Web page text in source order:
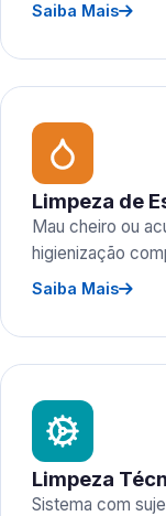
Saiba Mais
Limpeza de
Mau cheiro ou
higienização
Saiba Mais
Limpeza
Sistema com